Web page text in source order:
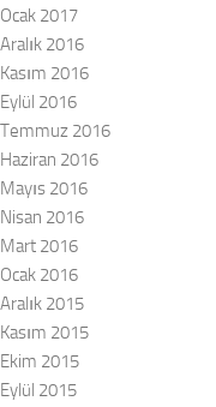
Ocak 2017
Aralık 2016
Kasım 2016
Eylül 2016
Temmuz 2016
Haziran 2016
Mayıs 2016
Nisan 2016
Mart 2016
Ocak 2016
Aralık 2015
Kasım 2015
Ekim 2015
Eylül 2015